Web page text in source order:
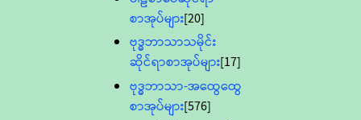
စာအုပ်များ[20]
ဗုဒ္ဓဘာသာသမိုင်း
ဆိုင်ရာစာအုပ်များ[17]
ဗုဒ္ဓဘာသာ-အထွေထွေ
စာအုပ်များ[576]